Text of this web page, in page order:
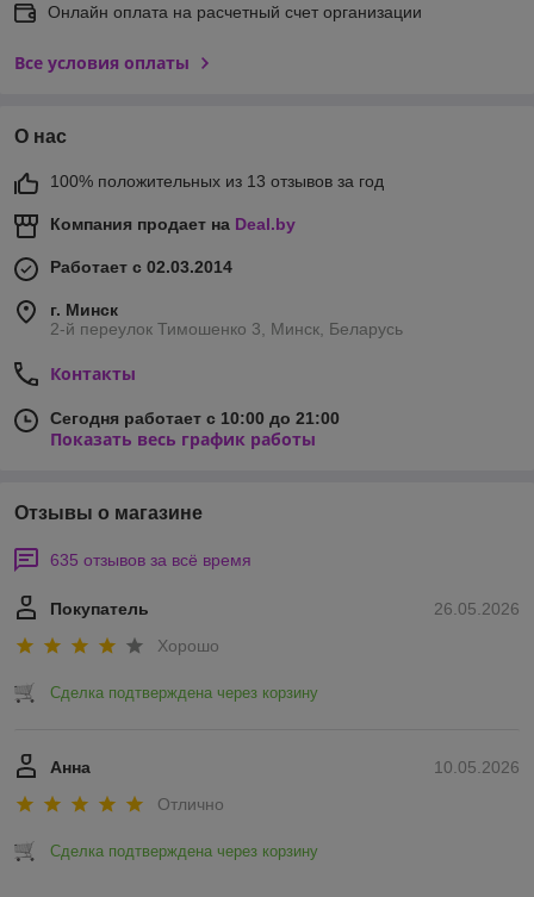
Онлайн оплата на расчетный счет организации
Все условия оплаты
О нас
100% положительных из 13 отзывов за год
Компания продает на Deal.by
Работает с 02.03.2014
г. Минск
2-й переулок Тимошенко 3, Минск, Беларусь
Контакты
Сегодня работает с 10:00 до 21:00
Показать весь график работы
Отзывы о магазине
635 отзывов за всё время
26.05.2026
Покупатель
Хорошо
Сделка подтверждена через корзину
10.05.2026
Анна
Отлично
Сделка подтверждена через корзину